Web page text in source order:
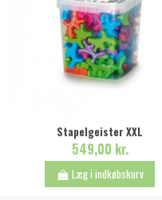
Stapelgeister XXL
549,00 kr.
Læg i indkøbskurv